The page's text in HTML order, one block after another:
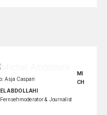
Asja Caspari
MI
CH
EL ABDOLLAHI
Fernsehmoderator & Journalist